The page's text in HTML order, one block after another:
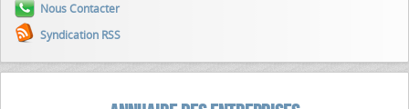
Nous Contacter
Syndication RSS